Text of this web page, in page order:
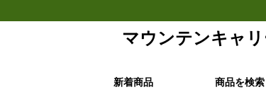
マウンテンキャ
新着商品 商品を検索